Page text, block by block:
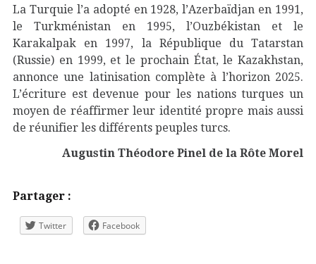
La Turquie l’a adopté en 1928, l’Azerbaïdjan en 1991,
le Turkménistan en 1995, l’Ouzbékistan et le
Karakalpak en 1997, la République du Tatarstan
(Russie) en 1999, et le prochain État, le Kazakhstan,
annonce une latinisation complète à l’horizon 2025.
L’écriture est devenue pour les nations turques un
moyen de réaffirmer leur identité propre mais aussi
de réunifier les différents peuples turcs.
Augustin Théodore Pinel de la Rôte Morel
Partager :
Twitter Facebook